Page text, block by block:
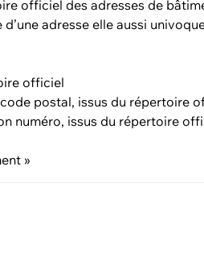
officiel des adresses de
adresse elle aussi
officiel
postal, issus du répertoire
numéro, issus du répertoire
»